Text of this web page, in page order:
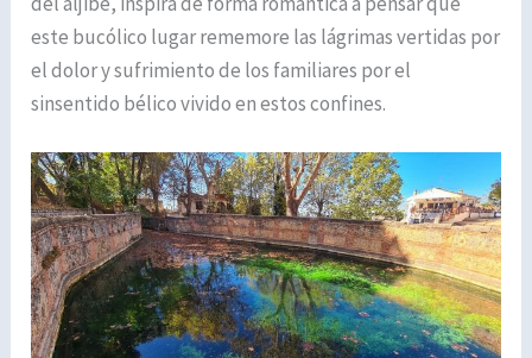
este bucólico lugar rememore las lágrimas vertidas por
el dolor y sufrimiento de los familiares por el
sinsentido bélico vivido en estos confines.